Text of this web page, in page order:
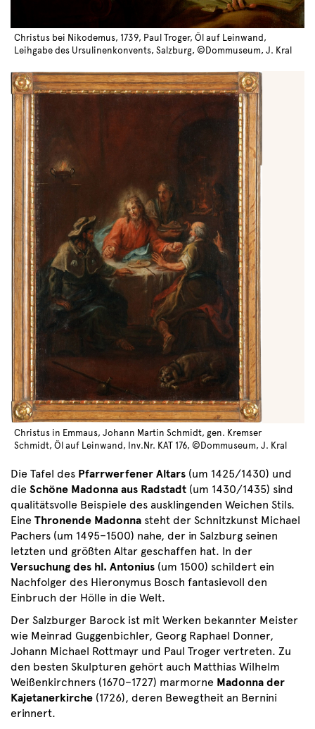
Christus bei Nikodemus, 1739, Paul Troger, Öl auf Leinwand,
Leihgabe des Ursulinenkonvents, Salzburg, ©Dommuseum, J. Kral
Christus in Emmaus, Johann Martin Schmidt, gen. Kremser
Schmidt, Öl auf Leinwand, Inv.Nr. KAT 176, ©Dommuseum, J. Kral
Die Tafel des Pfarrwerfener Altars (um 1425/1430) und
die Schöne Madonna aus Radstadt (um 1430/1435) sind
qualitätsvolle Beispiele des ausklingenden Weichen Stils.
Eine Thronende Madonna steht der Schnitzkunst Michael
Pachers (um 1495–1500) nahe, der in Salzburg seinen
letzten und größten Altar geschaffen hat. In der
Versuchung des hl. Antonius (um 1500) schildert ein
Nachfolger des Hieronymus Bosch fantasievoll den
Einbruch der Hölle in die Welt.
Der Salzburger Barock ist mit Werken bekannter Meister
wie Meinrad Guggenbichler, Georg Raphael Donner,
Johann Michael Rottmayr und Paul Troger vertreten. Zu
den besten Skulpturen gehört auch Matthias Wilhelm
Weißenkirchners (1670–1727) marmorne Madonna der
Kajetanerkirche (1726), deren Bewegtheit an Bernini
erinnert.